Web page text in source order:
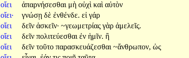
οἴει ἀπαρνήσεσθαι μὴ οὐχὶ καὶ αὐτὸν
οἴει· γνώσῃ δὲ ἐνθένδε. εἰ γάρ
οἴει δεῖν ἀσκεῖν· ~γεωμετρίας γὰρ ἀμελεῖς.
οἴει δεῖν πολιτεύεσθαι ἐν ἡμῖν. ἢ
οἴει δεῖν τοῦτο παρασκευάζεσθαι ~ἄνθρωπον, ὡς